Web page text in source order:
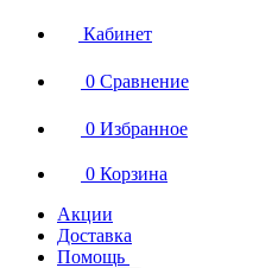
Кабинет
0 Сравнение
0 Избранное
0 Корзина
Акции
Доставка
Помощь